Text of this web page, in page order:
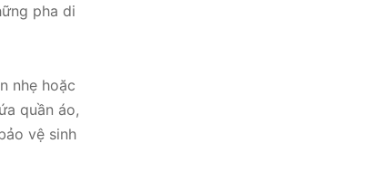
pha di
nhẹ hoặc
quần áo,
vệ sinh